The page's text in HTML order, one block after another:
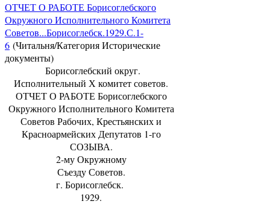
ОТЧЕТ О РАБОТЕ Борисоглебского
Окружного Исполнительного Комитета
Советов...Борисоглебск.1929.С.1-
6 (Читальня/Категория Исторические
документы)
Борисоглебский округ.
Исполнительный Х комитет советов.
ОТЧЕТ О РАБОТЕ Борисоглебского
Окружного Исполнительного Комитета
Советов Рабочих, Крестьянских и
Красноармейских Депутатов 1-го
СОЗЫВА.
2-му Окружному
Съезду Советов.
г. Борисоглебск.
1929.